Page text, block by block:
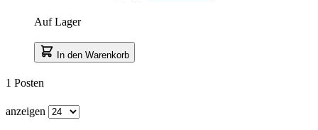
Auf Lager
In den Warenkorb
1 Posten
anzeigen